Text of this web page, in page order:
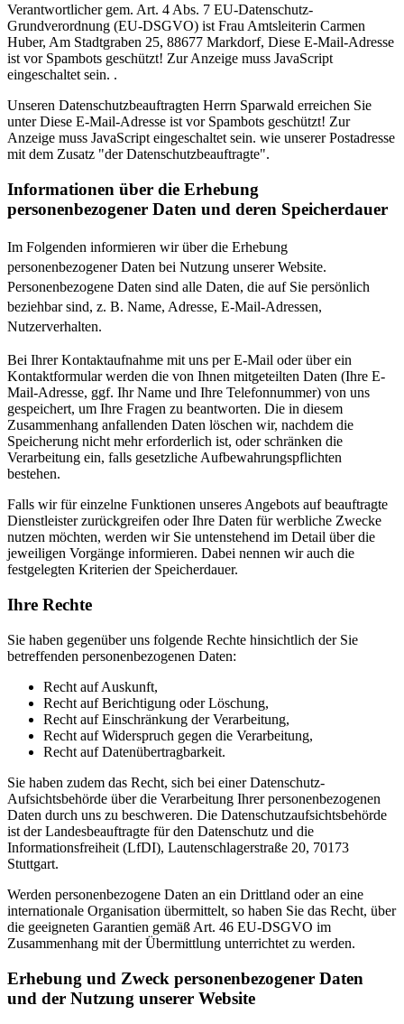
Verantwortlicher gem. Art. 4 Abs. 7 EU-Datenschutz-
Grundverordnung (EU-DSGVO) ist Frau Amtsleiterin Carmen
Huber, Am Stadtgraben 25, 88677 Markdorf, Diese E-Mail-Adresse
ist vor Spambots geschützt! Zur Anzeige muss JavaScript
eingeschaltet sein. .
Unseren Datenschutzbeauftragten Herrn Sparwald erreichen Sie
unterDiese E-Mail-Adresse ist vor Spambots geschützt! Zur
Anzeige muss JavaScript eingeschaltet sein. wie unserer Postadresse
mit dem Zusatz "der Datenschutzbeauftragte".
Informationen über die Erhebung
personenbezogener Daten und deren Speicherdauer
Im Folgenden informieren wir über die Erhebung
personenbezogener Daten bei Nutzung unserer Website.
Personenbezogene Daten sind alle Daten, die auf Sie persönlich
beziehbar sind, z. B. Name, Adresse, E-Mail-Adressen,
Nutzerverhalten.
Bei Ihrer Kontaktaufnahme mit uns per E-Mail oder über ein
Kontaktformular werden die von Ihnen mitgeteilten Daten (Ihre E-
Mail-Adresse, ggf. Ihr Name und Ihre Telefonnummer) von uns
gespeichert, um Ihre Fragen zu beantworten. Die in diesem
Zusammenhang anfallenden Daten löschen wir, nachdem die
Speicherung nicht mehr erforderlich ist, oder schränken die
Verarbeitung ein, falls gesetzliche Aufbewahrungspflichten
bestehen.
Falls wir für einzelne Funktionen unseres Angebots auf beauftragte
Dienstleister zurückgreifen oder Ihre Daten für werbliche Zwecke
nutzen möchten, werden wir Sie untenstehend im Detail über die
jeweiligen Vorgänge informieren. Dabei nennen wir auch die
festgelegten Kriterien der Speicherdauer.
Ihre Rechte
Sie haben gegenüber uns folgende Rechte hinsichtlich der Sie
betreffenden personenbezogenen Daten:
Recht auf Auskunft,
Recht auf Berichtigung oder Löschung,
Recht auf Einschränkung der Verarbeitung,
Recht auf Widerspruch gegen die Verarbeitung,
Recht auf Datenübertragbarkeit.
Sie haben zudem das Recht, sich bei einer Datenschutz-
Aufsichtsbehörde über die Verarbeitung Ihrer personenbezogenen
Daten durch uns zu beschweren. Die Datenschutzaufsichtsbehörde
ist der Landesbeauftragte für den Datenschutz und die
Informationsfreiheit (LfDI), Lautenschlagerstraße 20, 70173
Stuttgart.
Werden personenbezogene Daten an ein Drittland oder an eine
internationale Organisation übermittelt, so haben Sie das Recht, über
die geeigneten Garantien gemäß Art. 46 EU-DSGVO im
Zusammenhang mit der Übermittlung unterrichtet zu werden.
Erhebung und Zweck personenbezogener Daten
und der Nutzung unserer Website